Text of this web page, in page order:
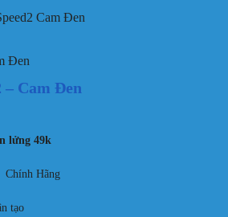
– Cam Đen
lửng 49k
Chính Hãng
tạo